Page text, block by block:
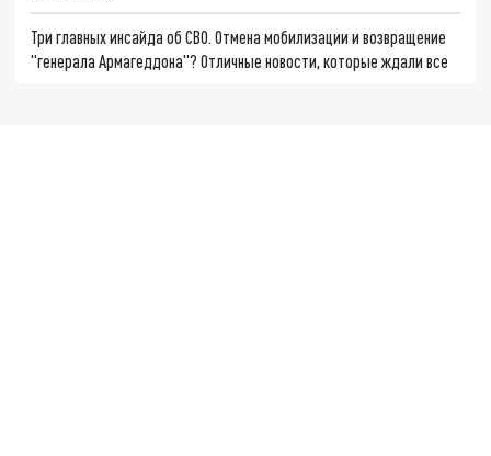
Три главных инсайда об СВО. Отмена мобилизации и возвращение
"генерала Армагеддона"? Отличные новости, которые ждали все